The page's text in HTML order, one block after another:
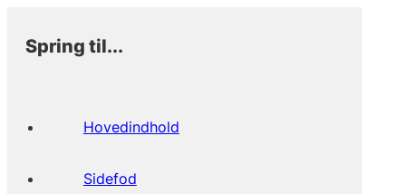
Spring til...
Hovedindhold
Sidefod